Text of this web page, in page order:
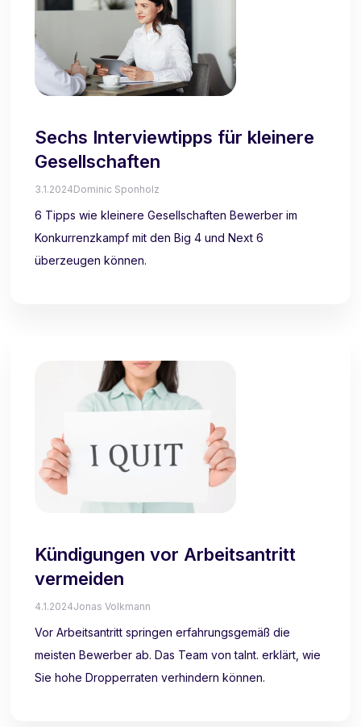
Sechs Interviewtipps für kleinere
Gesellschaften
3.1.2024Dominic Sponholz
6 Tipps wie kleinere Gesellschaften Bewerber im
Konkurrenzkampf mit den Big 4 und Next 6
überzeugen können.
Kündigungen vor Arbeitsantritt
vermeiden
4.1.2024Jonas Volkmann
Vor Arbeitsantritt springen erfahrungsgemäß die
meisten Bewerber ab. Das Team von talnt. erklärt, wie
Sie hohe Dropperraten verhindern können.